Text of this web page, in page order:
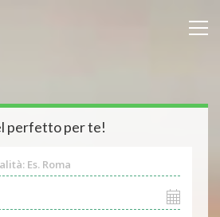
perfetto per te!
Es. Roma